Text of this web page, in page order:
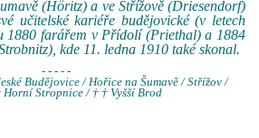
(Höritz) a ve Střížově (Driesendorf)
učitelské kariéře budějovické (v letech
1880 farářem v Přídolí (Priethal) a 1884
kde 11. ledna 1910 také skonal.
- - - - -
Budějovice / Hořice na Šumavě / Střížov /
Stropnice / † † Vyšší Brod